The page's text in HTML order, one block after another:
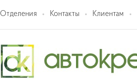
Отделения Контакты Клиентам